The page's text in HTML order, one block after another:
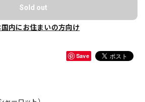
Sold out
国内にお住まいの方向け
Save